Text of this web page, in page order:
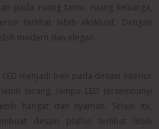
pada ruang tamu, ruang keluarga,
terlihat lebih eksklusif. Dengan
modern dan elegan.
menjadi tren pada desain interior
terang, lampu LED tersembunyi
hangat dan nyaman. Selain itu,
desain plafon terlihat lebih